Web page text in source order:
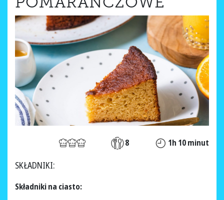
8 1h 10 minut
SKŁADNIKI:
Składniki na ciasto: